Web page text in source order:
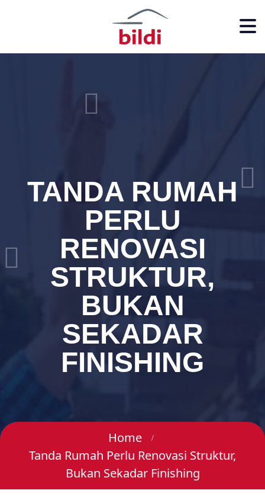
TANDA RUMAH
PERLU
RENOVASI
STRUKTUR,
BUKAN
SEKADAR
FINISHING
Home
Tanda Rumah Perlu Renovasi Struktur,
Bukan Sekadar Finishing